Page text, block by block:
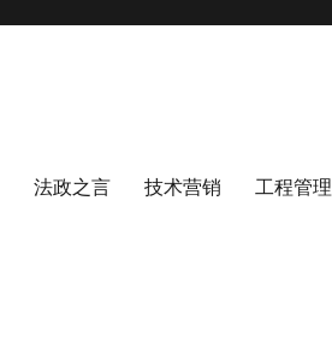
法政之言 技术营销 工程管理